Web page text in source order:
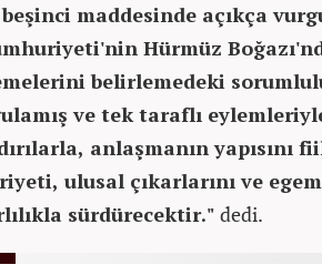
maddesinde açıkça
Hürmüz
belirlemedeki
ve tek taraflı
anlaşmanın
ulusal çıkarlarını ve
sürdürecektir." dedi.